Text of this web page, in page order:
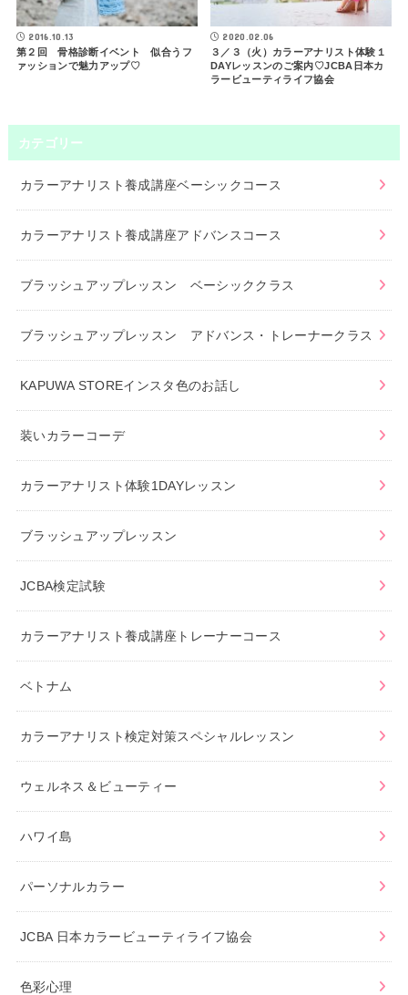
2016.10.13
第２回 骨格診断イベント 似合うフ
ァッションで魅力アップ♡
2020.02.06
３／３（火）カラーアナリスト体験１
DAYレッスンのご案内♡JCBA日本カ
ラービューティライフ協会
カテゴリー
カラーアナリスト養成講座ベーシックコース
カラーアナリスト養成講座アドバンスコース
ブラッシュアップレッスン ベーシッククラス
ブラッシュアップレッスン アドバンス・トレーナークラス
KAPUWA STOREインスタ色のお話し
装いカラーコーデ
カラーアナリスト体験1DAYレッスン
ブラッシュアップレッスン
JCBA検定試験
カラーアナリスト養成講座トレーナーコース
ベトナム
カラーアナリスト検定対策スペシャルレッスン
ウェルネス＆ビューティー
ハワイ島
パーソナルカラー
JCBA 日本カラービューティライフ協会
色彩心理